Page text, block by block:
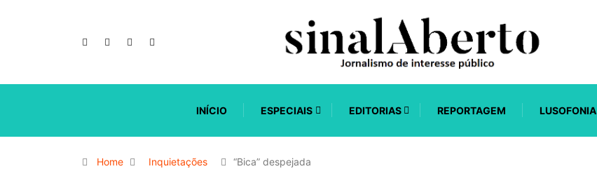
INÍCIO ESPECIAIS EDITORIAS REPORTAGEM LUSOFONIA
Home Inquietações “Bica” despejada